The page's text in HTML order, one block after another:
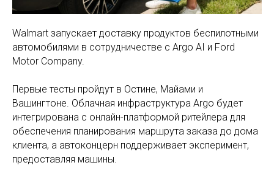
Walmart запускает доставку продуктов беспилотными
автомобилями в сотрудничестве с Argo AI и Ford
Motor Company.
Первые тесты пройдут в Остине, Майами и
Вашингтоне. Облачная инфраструктура Аrgo будет
интегрирована с онлайн-платформой ритейлера для
обеспечения планирования маршрута заказа до дома
клиента, а автоконцерн поддерживает эксперимент,
предоставляя машины.